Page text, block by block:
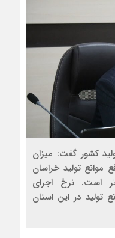
کشور گفت: میزان
تولید خراسان
است. نرخ اجرای
تولید در این استان